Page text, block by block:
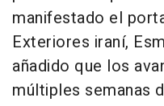
manifestado el
Exteriores iraní,
añadido que los
múltiples semanas